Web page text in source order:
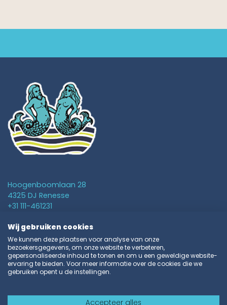
Hoogenboomlaan 28
4325 DJ Renesse
+31 111-461231
Ferienwohnung
Camping
Wij gebruiken cookies
We kunnen deze plaatsen voor analyse van onze
bezoekersgegevens, om onze website te verbeteren,
gepersonaliseerde inhoud te tonen en om u een geweldige website-
ervaring te bieden. Voor meer informatie over de cookies die we
gebruiken opent u de instellingen.
Accepteer alles